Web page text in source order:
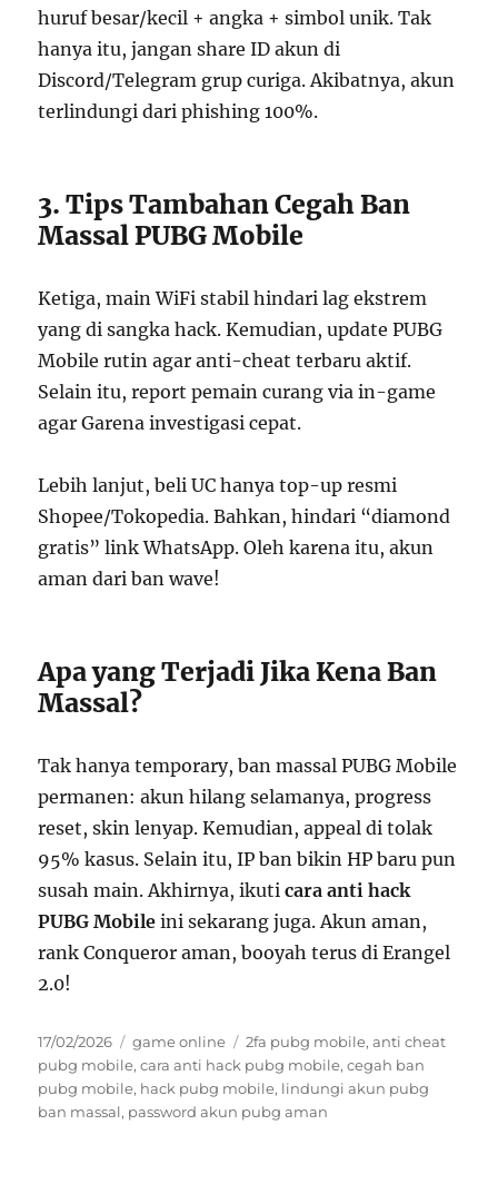
huruf besar/kecil + angka + simbol unik. Tak
hanya itu, jangan share ID akun di
Discord/Telegram grup curiga. Akibatnya, akun
terlindungi dari phishing 100%.
3. Tips Tambahan Cegah Ban
Massal PUBG Mobile
Ketiga, main WiFi stabil hindari lag ekstrem
yang di sangka hack. Kemudian, update PUBG
Mobile rutin agar anti-cheat terbaru aktif.
Selain itu, report pemain curang via in-game
agar Garena investigasi cepat.
Lebih lanjut, beli UC hanya top-up resmi
Shopee/Tokopedia. Bahkan, hindari “diamond
gratis” link WhatsApp. Oleh karena itu, akun
aman dari ban wave!
Apa yang Terjadi Jika Kena Ban
Massal?
Tak hanya temporary, ban massal PUBG Mobile
permanen: akun hilang selamanya, progress
reset, skin lenyap. Kemudian, appeal di tolak
95% kasus. Selain itu, IP ban bikin HP baru pun
susah main. Akhirnya, ikuticara anti hack
PUBG Mobile ini sekarang juga. Akun aman,
rank Conqueror aman, booyah terus di Erangel
2.0!
Posted
on
17/02/2026 Categories
game online Tags
2fa pubg mobile,anti cheat
pubg mobile,cara anti hack pubg mobile,cegah ban
pubg mobile, hack pubg mobile, lindungi akun pubg
ban massal, password akun pubg aman